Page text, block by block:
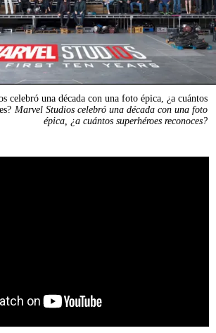
celebró una década con una foto épica, ¿a cuántos
Marvel Studios celebró una década con una foto
épica, ¿a cuántos superhéroes reconoces?